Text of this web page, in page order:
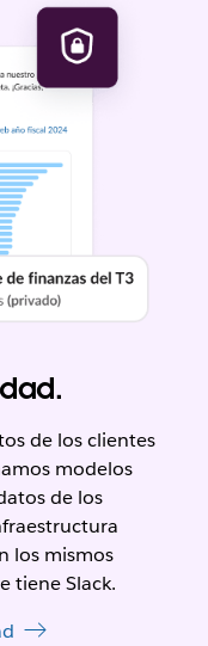
de los clientes
modelos
de los
los mismos
tiene Slack.